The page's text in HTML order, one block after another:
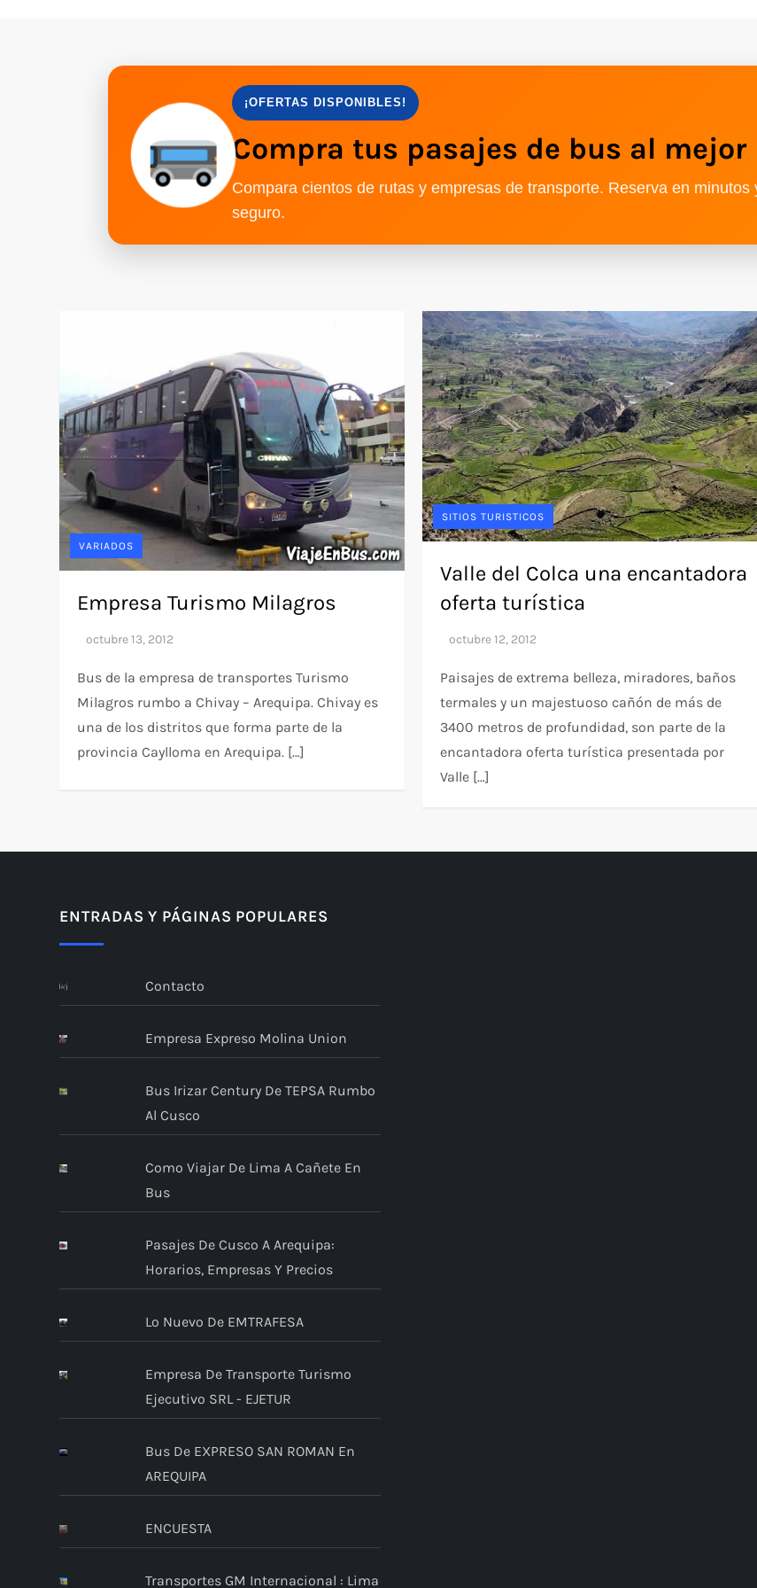
¡OFERTAS DISPONIBLES!
Compra tus pasajes de bus al mejor
Compara cientos de rutas y empresas de transporte. Reserva en minutos
seguro.
VARIADOS
Empresa Turismo Milagros
Bus de la empresa de transportes Turismo
Milagros rumbo a Chivay – Arequipa. Chivay es
una de los distritos que forma parte de la
provincia Caylloma en Arequipa. […]
SITIOS TURISTICOS
Valle del Colca una encantadora
oferta turística
Paisajes de extrema belleza, miradores, baños
termales y un majestuoso cañón de más de
3400 metros de profundidad, son parte de la
encantadora oferta turística presentada por
Valle […]
ENTRADAS Y PÁGINAS POPULARES
Contacto
Empresa Expreso Molina Union
Bus Irizar Century De TEPSA Rumbo
Al Cusco
Como Viajar De Lima A Cañete En
Bus
Pasajes De Cusco A Arequipa:
Horarios, Empresas Y Precios
Lo Nuevo De EMTRAFESA
Empresa De Transporte Turismo
Ejecutivo SRL - EJETUR
Bus De EXPRESO SAN ROMAN En
AREQUIPA
ENCUESTA
Transportes GM Internacional : Lima